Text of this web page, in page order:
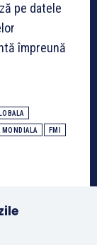
pe datele
împreună
MONDIALA FMI